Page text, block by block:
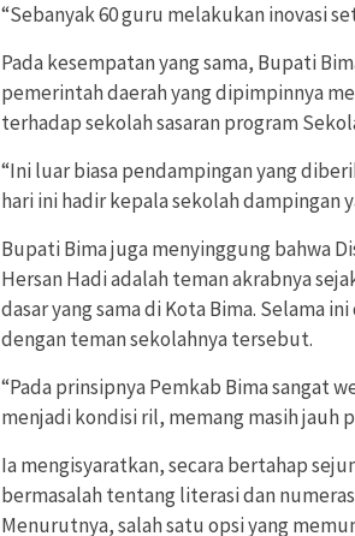
“Sebanyak 60 guru melakukan inovasi
Pada kesempatan yang sama, Bupati
pemerintah daerah yang dipimpinnya
terhadap sekolah sasaran program
“Ini luar biasa pendampingan yang
hari ini hadir kepala sekolah
Bupati Bima juga menyinggung bahwa
Hersan Hadi adalah teman akrabnya
dasar yang sama di Kota Bima. Selama
dengan teman sekolahnya tersebut.
“Pada prinsipnya Pemkab Bima sangat
menjadi kondisi ril, memang masih jauh
Ia mengisyaratkan, secara bertahap
bermasalah tentang literasi dan
Menurutnya, salah satu opsi yang